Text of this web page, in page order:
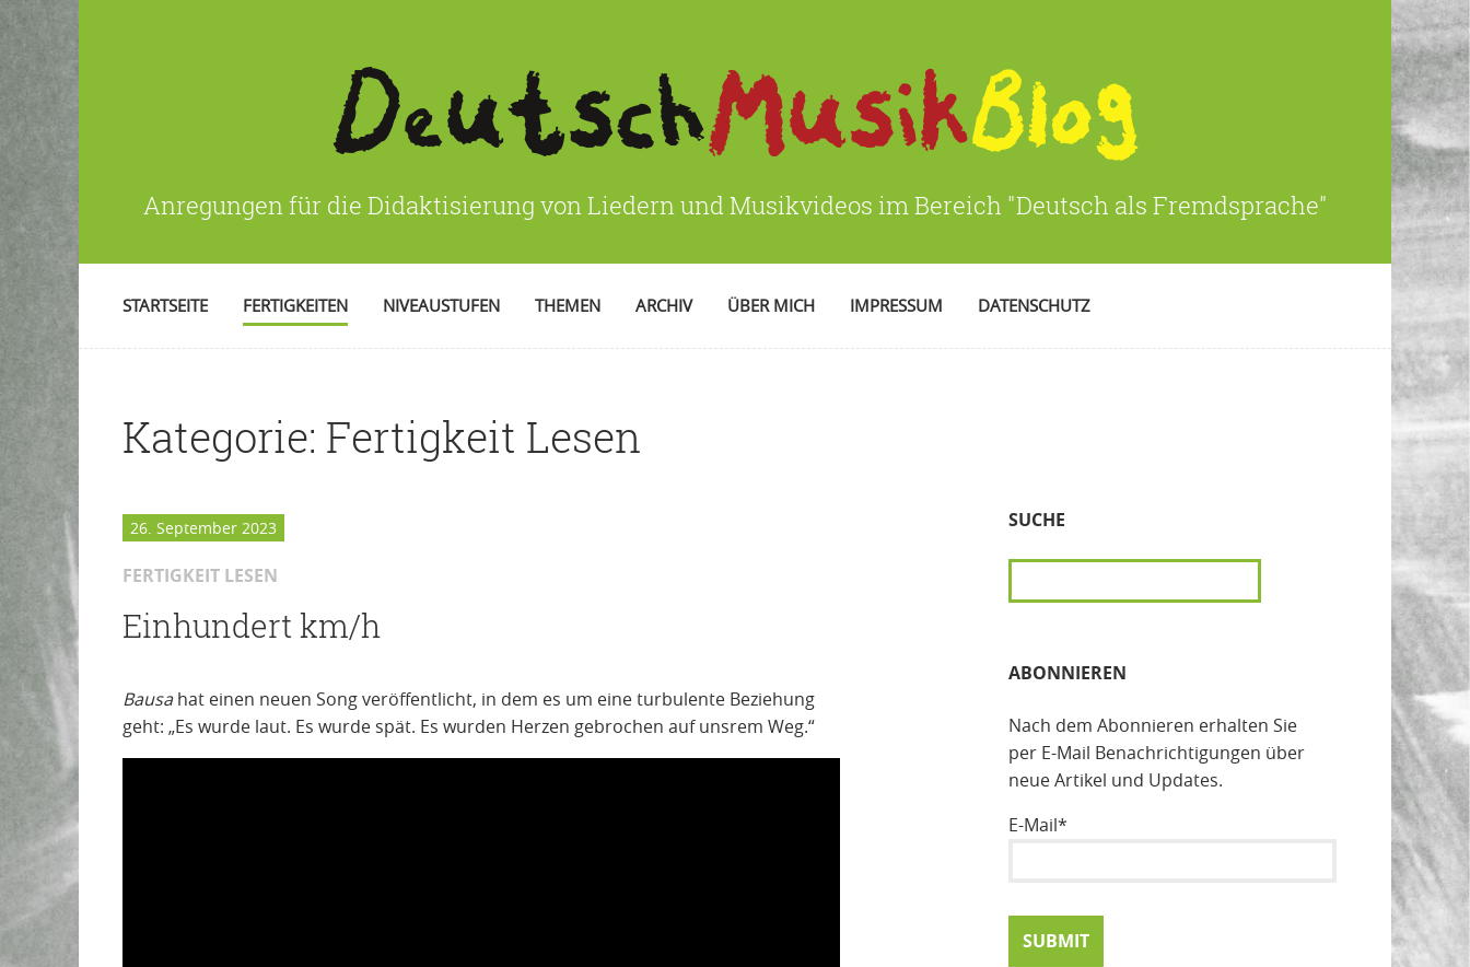
Anregungen für die Didaktisierung von Liedern und Musikvideos im Bereich "Deutsch als Fremdsprache"
STARTSEITE FERTIGKEITEN NIVEAUSTUFEN THEMEN ARCHIV ÜBER MICH IMPRESSUM DATENSCHUTZ
Kategorie: Fertigkeit Lesen
26. September 2023
FERTIGKEIT LESEN
Einhundert km/h
Bausahat einen neuen Song veröffentlicht, in dem es um eine turbulente Beziehung
geht: „Es wurde laut. Es wurde spät. Es wurden Herzen gebrochen auf unsrem Weg.“
SUCHE
SUCHEN
ABONNIEREN
Nach dem Abonnieren erhalten Sie
per E-Mail Benachrichtigungen über
neue Artikel und Updates.
E-Mail*